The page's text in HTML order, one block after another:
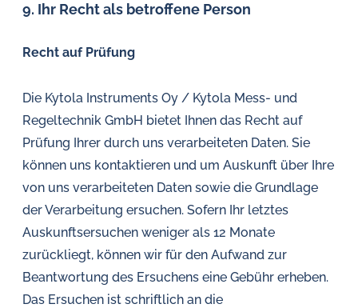
9. Ihr Recht als betroffene Person
Recht auf Prüfung
Die Kytola Instruments Oy / Kytola Mess- und
Regeltechnik GmbH bietet Ihnen das Recht auf
Prüfung Ihrer durch uns verarbeiteten Daten. Sie
können uns kontaktieren und um Auskunft über Ihre
von uns verarbeiteten Daten sowie die Grundlage
der Verarbeitung ersuchen. Sofern Ihr letztes
Auskunftsersuchen weniger als 12 Monate
zurückliegt, können wir für den Aufwand zur
Beantwortung des Ersuchens eine Gebühr erheben.
Das Ersuchen ist schriftlich an die